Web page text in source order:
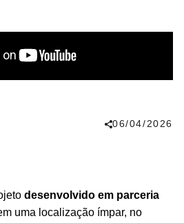
06/04/2026
desenvolvido em parceria
uma localização ímpar, no